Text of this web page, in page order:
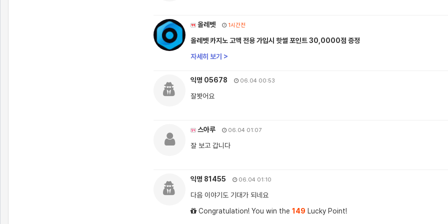
올레벳 1시간전
올레벳 카지노 고액 전용 가입시 핫썰 포인트 30,0000점 증정
자세히 보기 >
익명 05678 06.04 00:53
잘봣어요
스아루 06.04 01:07
잘 보고 갑니다
익명 81455 06.04 01:10
다음 이야기도 기대가 되네요
Congratulation! You win the 149 Lucky Point!